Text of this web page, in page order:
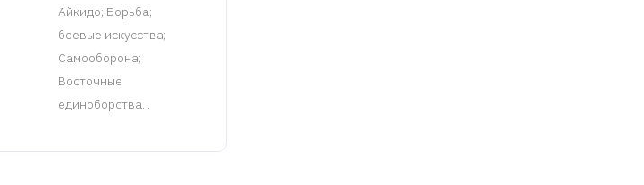
Айкидо; Борьба;
боевые искусства;
Самооборона;
Восточные
единоборства...